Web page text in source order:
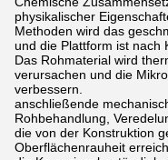
physikalischer
Methoden wird das
und die Plattform ist nach
Das Rohmaterial wird
verursachen und die
verbessern.
anschließende
Rohbehandlung,
die von der Konstruktion
Oberflächenrauheit